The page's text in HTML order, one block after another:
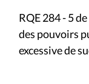
RQE 284 - 5
des pouvoirs
excessive de